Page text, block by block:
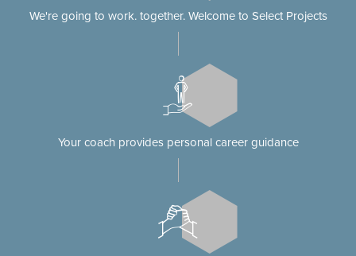
We're going to work. together. Welcome to Select Projects
Your coach provides personal career guidance